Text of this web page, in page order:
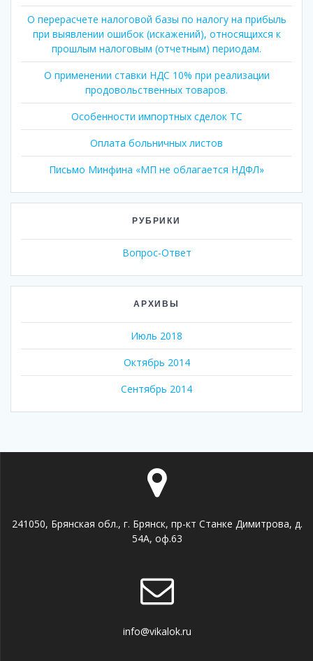
О перерасчете налоговой базы по налогу на прибыль
при выявлении ошибок (искажений), относящихся к
прошлым налоговым (отчетным) периодам.
О применении ставки НДС 10% при реализации
продовольственных товаров.
Особенности импортных сделок ТС
Оплата больничных листов
Письмо Минфина «МП не облагается НДФЛ»
РУБРИКИ
Вопрос-Ответ
АРХИВЫ
Июль 2018
Октябрь 2014
Сентябрь 2014
241050, Брянская обл., г. Брянск, пр-кт Станке Димитрова, д.
54А, оф.63
info@vikalok.ru